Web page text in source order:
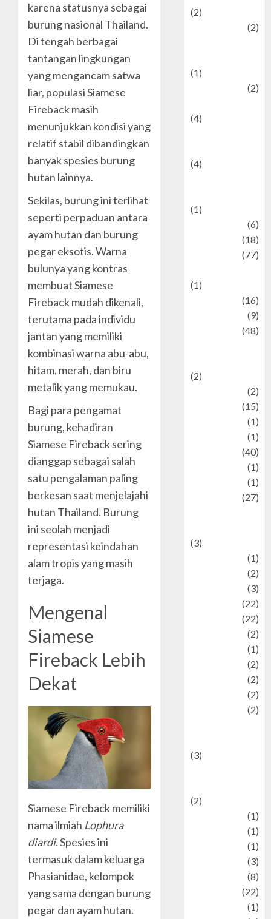
karena statusnya sebagai
burung nasional Thailand.
Di tengah berbagai
tantangan lingkungan
yang mengancam satwa
liar, populasi Siamese
Fireback masih
menunjukkan kondisi yang
relatif stabil dibandingkan
banyak spesies burung
hutan lainnya.
Sekilas, burung ini terlihat
seperti perpaduan antara
ayam hutan dan burung
pegar eksotis. Warna
bulunya yang kontras
membuat Siamese
Fireback mudah dikenali,
terutama pada individu
jantan yang memiliki
kombinasi warna abu-abu,
hitam, merah, dan biru
metalik yang memukau.
Bagi para pengamat
burung, kehadiran
Siamese Fireback sering
dianggap sebagai salah
satu pengalaman paling
berkesan saat menjelajahi
hutan Thailand. Burung
ini seolah menjadi
representasi keindahan
alam tropis yang masih
terjaga.
Mengenal
Siamese
Fireback Lebih
Dekat
Siamese Fireback memiliki
nama ilmiah Lophura
diardi. Spesies ini
termasuk dalam keluarga
Phasianidae, kelompok
yang sama dengan burung
pegar dan ayam hutan.
(2)
(2)
(1)
(2)
(4)
(4)
(1)
(6)
(18)
(77)
(1)
(16)
(9)
(48)
(2)
(2)
(15)
(1)
(1)
(40)
(1)
(1)
(27)
(3)
(1)
(2)
(3)
(22)
(22)
(2)
(1)
(2)
(2)
(2)
(2)
(3)
(2)
(1)
(1)
(1)
(3)
(8)
(22)
(1)